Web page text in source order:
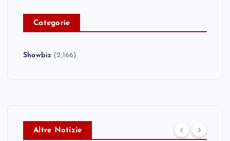
Categorie
Showbiz (2,166)
Altre Notizie